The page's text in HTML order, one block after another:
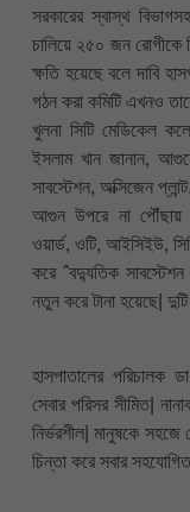
সরকারের স্বাস্থ বিভাগসহ
চালিয়ে ২৫০ জন রোগীকে
ক্ষতি হয়েছে বলে দাবি
গঠন করা কমিটি এখনও
খুলনা সিটি মেডিকেল
ইসলাম খান জানান,
সাবস্টেশন, অক্সিজেন
আগুন উপরে না পৌঁছায়
ওয়ার্ড, ওটি, আইসিইউ,
করে ˆবদ্যুতিক
নতুন করে টানা হয়েছে|
হাসপাতালের পরিচালক
সেবার পরিসর সীমিত|
নির্ভরশীল| মানুষকে সহজে
চিন্তা করে সবার